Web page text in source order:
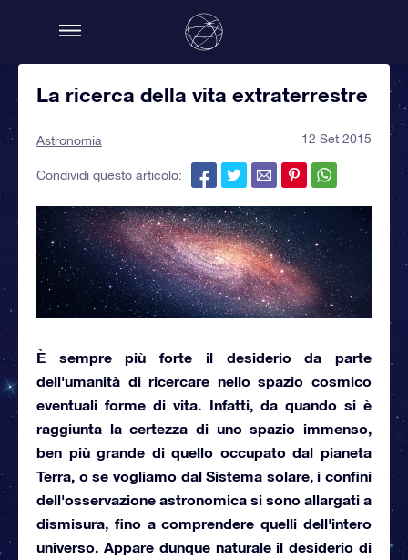
La ricerca della vita extraterrestre
Astronomia 12 Set 2015
Condividi questo articolo:
È sempre più forte il desiderio da parte
dell'umanità di ricercare nello spazio cosmico
eventualiforme di vita. Infatti, da quando si è
raggiunta la certezza di uno spazio immenso,
ben più grande di quello occupato dal pianeta
Terra, o se vogliamo dal Sistema solare, i confini
dell'osservazione astronomica si sono allargati a
dismisura, fino a comprendere quelli dell'intero
universo. Appare dunque naturale il desiderio di